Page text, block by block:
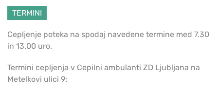
TERMINI
Cepljenje poteka na spodaj navedene termine med 7.30
in 13.00 uro.
Termini cepljenja v Cepilni ambulanti ZD Ljubljana na
Metelkovi ulici 9: